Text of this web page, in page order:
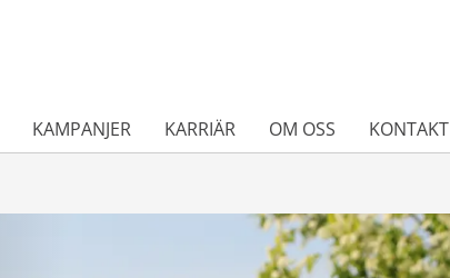
KAMPANJER KARRIÄR OM OSS KONTAKT